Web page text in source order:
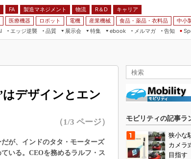
FA 製造マネジメント 物流 R＆D
キャリア
医療機器 ロボット 電機 産業機械 食品・薬品・衣料品
中小
エッジ逆襲 品質
展示会
特集
ールドサービス
込みモデリング
ebook
モビリティ
メルマガ
告知
デザインとエン
（1/3 ページ）
が、インドのタタ・モーターズ
いる。CEOを務めるラルフ・ス
モビリティの記事ラ
狭小な
カメラ
目指す